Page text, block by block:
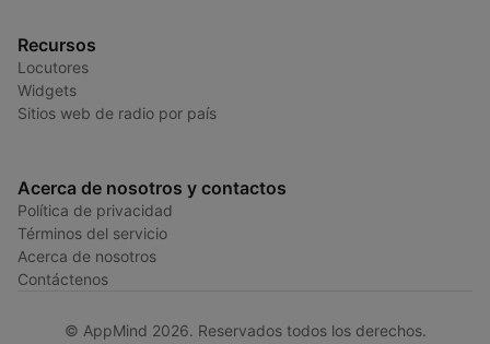
Recursos
Locutores
Widgets
Sitios web de radio por país
Acerca de nosotros y contactos
Política de privacidad
Términos del servicio
Acerca de nosotros
Contáctenos
© AppMind 2026. Reservados todos los derechos.